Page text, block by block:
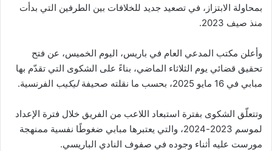
بمحاولة الابتزاز، في تصعيد جديد للخلافات بين الطرفين التي بدأت
منذ صيف 2023.
وأعلن مكتب المدعي العام في باريس، اليوم الخميس، عن فتح
تحقيق قضائي يوم الثلاثاء الماضي، بناءً على الشكوى التي تقدّم بها
مبابي في 16 مايو 2025، بحسب ما نقلته صحيفة
ليكيب الفرنسية.
وتتعلّق الشكوى بفترة استبعاد اللاعب من الفريق خلال فترة الإعداد
لموسم 2023-2024، والتي يعتبرها مبابي ضغوطًا نفسية ممنهجة
مورست عليه أثناء وجوده في صفوف النادي الباريسي.